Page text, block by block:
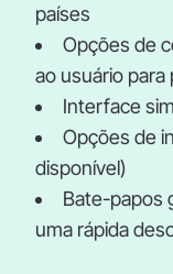
países
Opções de
ao usuário
Interface
Opções de
disponível)
Bate-papos
uma rápida